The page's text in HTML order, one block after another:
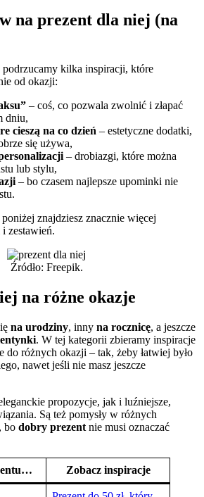
na prezent dla niej (na
kilka inspiracji, które
od okazji:
– coś, co pozwala zwolnić i złapać
dniu,
cieszą na co dzień – estetyczne dodatki,
się używa,
– drobiazgi, które można
lub stylu,
– bo czasem najlepsze upominki nie
znajdziesz znacznie więcej
zestawień.
Źródło: Freepik.
na różne okazje
na urodziny, inny na rocznicę, a jeszcze
. W tej kategorii zbieramy inspiracje
do różnych okazji – tak, żeby łatwiej było
nawet jeśli nie masz jeszcze
propozycje, jak i luźniejsze,
Są też pomysły w różnych
bo dobry prezent nie musi oznaczać
Zobacz inspiracje